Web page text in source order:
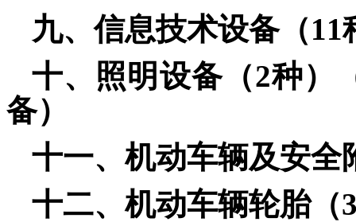
九、信息技术设备（11
十、照明设备（2种）
备）
十一、机动车辆及安全
十二、机动车辆轮胎（